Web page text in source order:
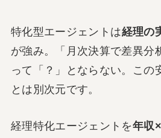
特化型エージェントは経理の
が強み。「月次決算で差異分
って「？」とならない。この
とは別次元です。
経理特化エージェントを年収